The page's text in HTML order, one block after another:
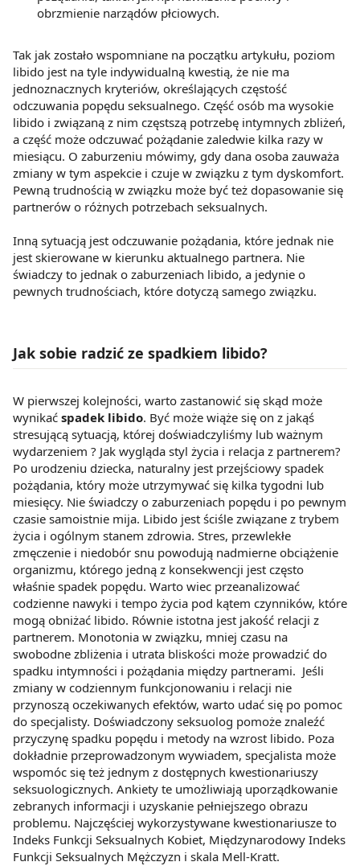
obrzmienie narządów płciowych.
Tak jak zostało wspomniane na początku artykułu, poziom
libido jest na tyle indywidualną kwestią, że nie ma
jednoznacznych kryteriów, określających częstość
odczuwania popędu seksualnego. Część osób ma wysokie
libido i związaną z nim częstszą potrzebę intymnych zbliżeń,
a część może odczuwać pożądanie zaledwie kilka razy w
miesiącu. O zaburzeniu mówimy, gdy dana osoba zauważa
zmiany w tym aspekcie i czuje w związku z tym dyskomfort.
Pewną trudnością w związku może być też dopasowanie się
partnerów o różnych potrzebach seksualnych.
Inną sytuacją jest odczuwanie pożądania, które jednak nie
jest skierowane w kierunku aktualnego partnera. Nie
świadczy to jednak o zaburzeniach libido, a jedynie o
pewnych trudnościach, które dotyczą samego związku.
Jak sobie radzić ze spadkiem libido?
W pierwszej kolejności, warto zastanowić się skąd może
wynikać spadek libido. Być może wiąże się on z jakąś
stresującą sytuacją, której doświadczyliśmy lub ważnym
wydarzeniem ? Jak wygląda styl życia i relacja z partnerem?
Po urodzeniu dziecka, naturalny jest przejściowy spadek
pożądania, który może utrzymywać się kilka tygodni lub
miesięcy. Nie świadczy o zaburzeniach popędu i po pewnym
czasie samoistnie mija. Libido jest ściśle związane z trybem
życia i ogólnym stanem zdrowia. Stres, przewlekłe
zmęczenie i niedobór snu powodują nadmierne obciążenie
organizmu, którego jedną z konsekwencji jest często
właśnie spadek popędu. Warto wiec przeanalizować
codzienne nawyki i tempo życia pod kątem czynników, które
mogą obniżać libido. Równie istotna jest jakość relacji z
partnerem. Monotonia w związku, mniej czasu na
swobodne zbliżenia i utrata bliskości może prowadzić do
spadku intymności i pożądania między partnerami. Jeśli
zmiany w codziennym funkcjonowaniu i relacji nie
przynoszą oczekiwanych efektów, warto udać się po pomoc
do specjalisty. Doświadczony seksuolog pomoże znaleźć
przyczynę spadku popędu i metody na wzrost libido. Poza
dokładnie przeprowadzonym wywiadem, specjalista może
wspomóc się też jednym z dostępnych kwestionariuszy
seksuologicznych. Ankiety te umożliwiają uporządkowanie
zebranych informacji i uzyskanie pełniejszego obrazu
problemu. Najczęściej wykorzystywane kwestionariusze to
Indeks Funkcji Seksualnych Kobiet, Międzynarodowy Indeks
Funkcji Seksualnych Mężczyzn i skala Mell-Kratt.